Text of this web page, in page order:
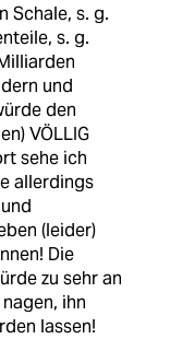
Schale, s. g.
s. g.
und
den
VÖLLIG
sehe ich
allerdings
(leider)
Die
zu sehr an
ihn
lassen!